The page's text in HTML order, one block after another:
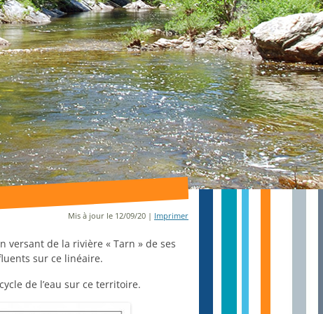
Mis à jour le 12/09/20 | Imprimer
versant de la rivière « Tarn » de ses
sur ce linéaire.
de l’eau sur ce territoire.